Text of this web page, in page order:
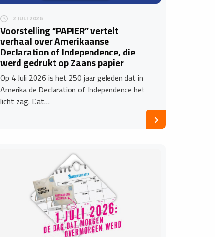
2 JULI 2026
Voorstelling “PAPIER” vertelt
verhaal over Amerikaanse
Declaration of Independence, die
werd gedrukt op Zaans papier
Op 4 Juli 2026 is het 250 jaar geleden dat in
Amerika de Declaration of Independence het
licht zag. Dat…